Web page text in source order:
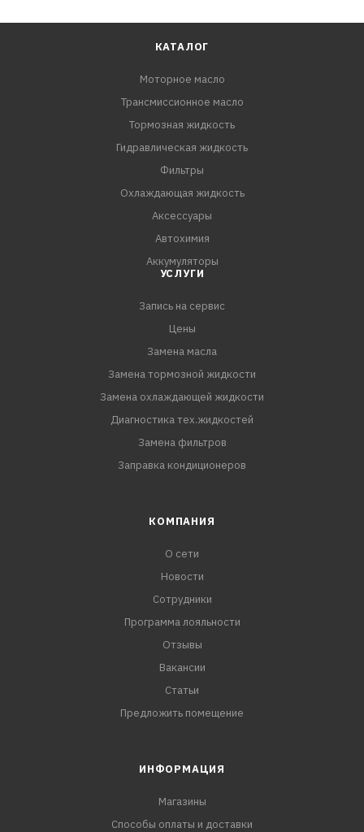
КАТАЛОГ
Моторное масло
Трансмиссионное масло
Тормозная жидкость
Гидравлическая жидкость
Фильтры
Охлаждающая жидкость
Аксессуары
Автохимия
Аккумуляторы
УСЛУГИ
Запись на сервис
Цены
Замена масла
Замена тормозной жидкости
Замена охлаждающей жидкости
Диагностика тех.жидкостей
Замена фильтров
Заправка кондиционеров
КОМПАНИЯ
О сети
Новости
Сотрудники
Программа лояльности
Отзывы
Вакансии
Статьи
Предложить помещение
ИНФОРМАЦИЯ
Магазины
Способы оплаты и доставки